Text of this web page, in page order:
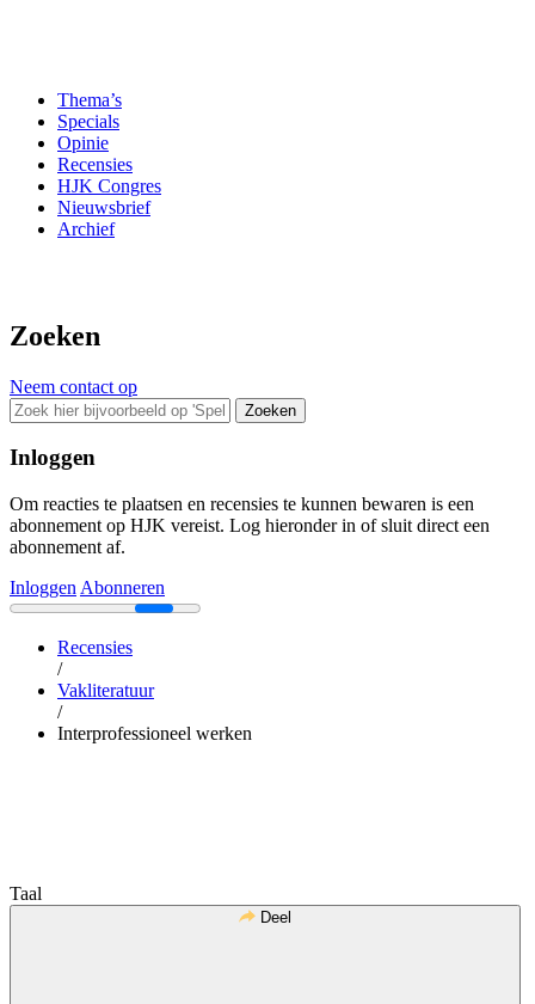
Thema’s
Specials
Opinie
Recensies
HJK Congres
Nieuwsbrief
Archief
Zoeken
Neem contact op
Zoeken
Inloggen
Om reacties te plaatsen en recensies te kunnen bewaren is een
abonnement op HJK vereist. Log hieronder in of sluit direct een
abonnement af.
Inloggen Abonneren
Recensies
/
Vakliteratuur
/
Interprofessioneel werken
Taal
Deel